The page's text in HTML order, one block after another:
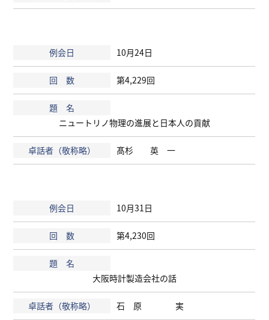
10月24日
第4,229回
ニュートリノ物理の進展と日本人の貢献
髙杉 英 一
10月31日
第4,230回
大阪時計製造会社の話
石 原 実